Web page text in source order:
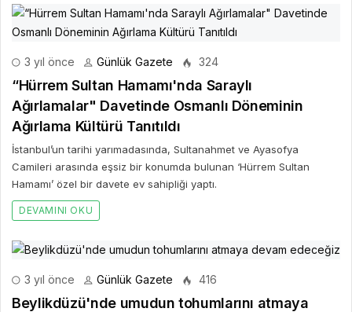
3 yıl önce Günlük Gazete 324
“Hürrem Sultan Hamamı'nda Saraylı
Ağırlamalar" Davetinde Osmanlı Döneminin
Ağırlama Kültürü Tanıtıldı
İstanbul’un tarihi yarımadasında, Sultanahmet ve Ayasofya
Camileri arasında eşsiz bir konumda bulunan ‘Hürrem Sultan
Hamamı’ özel bir davete ev sahipliği yaptı.
DEVAMINI OKU
3 yıl önce Günlük Gazete 416
Beylikdüzü'nde umudun tohumlarını atmaya